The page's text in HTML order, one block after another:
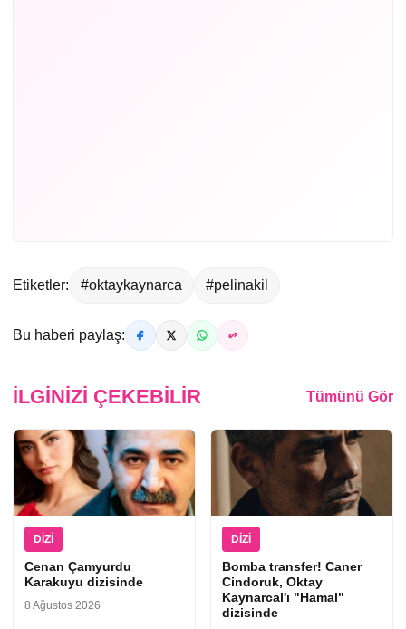
Etiketler: #oktaykaynarca #pelinakil
Bu haberi paylaş:
İLGINIZI ÇEKEBILIR Tümünü Gör
DIZI
Cenan Çamyurdu
Karakuyu dizisinde
8 Ağustos 2026
DIZI
Bomba transfer! Caner
Cindoruk, Oktay
Kaynarcal'ı "Hamal"
dizisinde